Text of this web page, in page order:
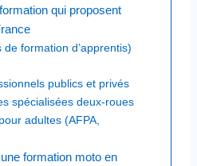
qui proposent
de formation d’apprentis)
publics et privés
spécialisées deux-roues
adultes (AFPA,
formation moto en